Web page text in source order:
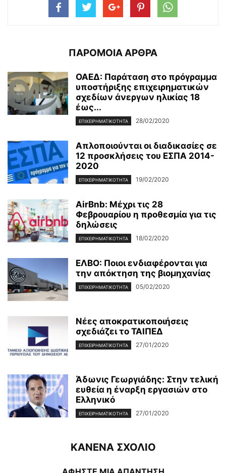
ΠΑΡΟΜΟΙΑ ΑΡΘΡΑ
ΟΑΕΔ: Παράταση στο πρόγραμμα
υποστήριξης επιχειρηματικών
σχεδίων άνεργων ηλικίας 18
έως...
ΕΠΙΧΕΙΡΗΜΑΤΙΚΌΤΗΤΑ 28/02/2020
Απλοποιούνται οι διαδικασίες σε
12 προσκλήσεις του ΕΣΠΑ 2014-
2020
ΕΠΙΧΕΙΡΗΜΑΤΙΚΌΤΗΤΑ 19/02/2020
AirBnb: Μέχρι τις 28
Φεβρουαρίου η προθεσμία για τις
δηλώσεις
ΕΠΙΧΕΙΡΗΜΑΤΙΚΌΤΗΤΑ 18/02/2020
ΕΛΒΟ: Ποιοι ενδιαφέρονται για
την απόκτηση της βιομηχανίας
ΕΠΙΧΕΙΡΗΜΑΤΙΚΌΤΗΤΑ 05/02/2020
Νέες αποκρατικοποιήσεις
σχεδιάζει το ΤΑΙΠΕΔ
ΕΠΙΧΕΙΡΗΜΑΤΙΚΌΤΗΤΑ 27/01/2020
Άδωνις Γεωργιάδης: Στην τελική
ευθεία η έναρξη εργασιών στο
Ελληνικό
ΕΠΙΧΕΙΡΗΜΑΤΙΚΌΤΗΤΑ 27/01/2020
ΚΑΝΕΝΑ ΣΧΟΛΙΟ